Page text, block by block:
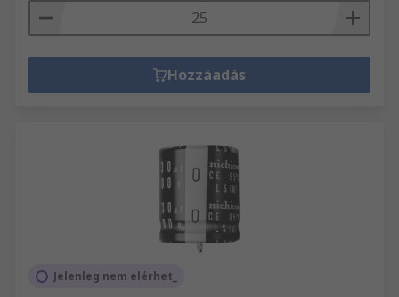
Hozzáadás
Jelenleg nem elérhet_